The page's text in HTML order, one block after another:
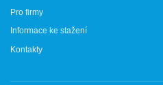
Pro firmy
Informace ke stažení
Kontakty